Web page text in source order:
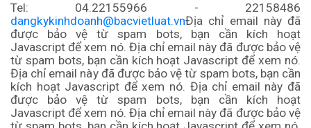
Tel: 04.22155966 - 22158486
dangkykinhdoanh@bacvietluat.vnĐịa chỉ email này đã
được bảo vệ từ spam bots, bạn cần kích hoạt
Javascript để xem nó. Địa chỉ email này đã được bảo vệ
từ spam bots, bạn cần kích hoạt Javascript để xem nó.
Địa chỉ email này đã được bảo vệ từ spam bots, bạn cần
kích hoạt Javascript để xem nó. Địa chỉ email này đã
được bảo vệ từ spam bots, bạn cần kích hoạt
Javascript để xem nó. Địa chỉ email này đã được bảo vệ